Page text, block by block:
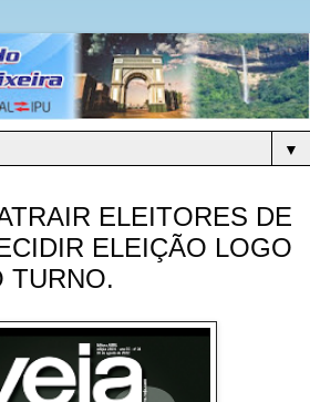
▼
ELEITORES DE
ELEIÇÃO LOGO
TURNO.